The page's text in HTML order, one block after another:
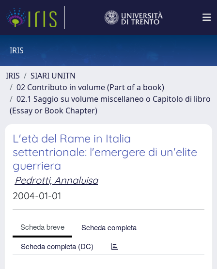
IRIS
IRIS
SIARI UNITN
02 Contributo in volume (Part of a book)
02.1 Saggio su volume miscellaneo o Capitolo di libro
(Essay or Book Chapter)
L'età del Rame in Italia
settentrionale: l'emergere di un'elite
guerriera
Pedrotti, Annaluisa
2004-01-01
Scheda breve
Scheda completa
Scheda completa (DC)